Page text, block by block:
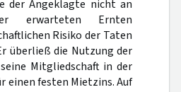
der Angeklagte nicht an
erwarteten Ernten
Risiko der Taten
überließ die Nutzung der
Mitgliedschaft in der
einen festen Mietzins. Auf